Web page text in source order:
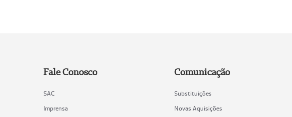
Fale Conosco
SAC
Imprensa
Comunicação
Substituições
Novas Aquisições